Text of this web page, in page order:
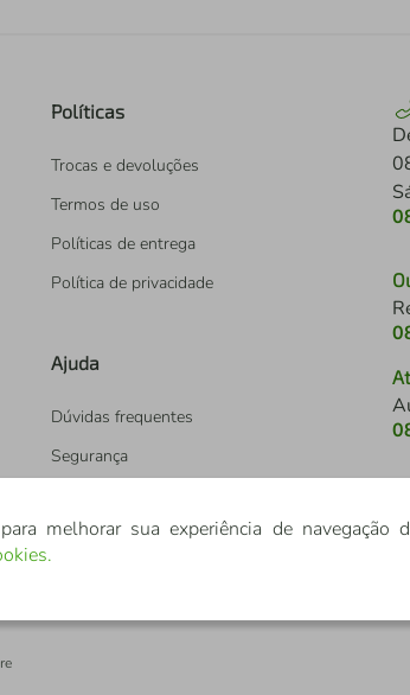
Políticas
Trocas e devoluções
Termos de uso
Políticas de entrega
Política de privacidade
Ajuda
Dúvidas frequentes
Segurança
melhorar sua experiência de navegação
.